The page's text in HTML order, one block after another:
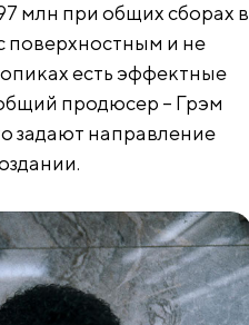
млн при общих сборах в
поверхностным и не
есть эффектные
продюсер – Грэм
задают направление